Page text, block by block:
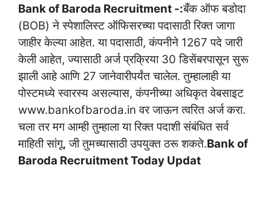
Bank of Baroda Recruitment -:बँक ऑफ बडोदा
(BOB) ने स्पेशालिस्ट ऑफिसरच्या पदासाठी रिक्त जागा
जाहीर केल्या आहेत. या पदासाठी, कंपनीने 1267 पदे जारी
केली आहेत, ज्यासाठी अर्ज प्रक्रिया 30 डिसेंबरपासून सुरू
झाली आहे आणि 27 जानेवारीपर्यंत चालेल. तुम्हालाही या
पोस्टमध्ये स्वारस्य असल्यास, कंपनीच्या अधिकृत वेबसाइट
www.bankofbaroda.in वर जाऊन त्वरित अर्ज करा.
चला तर मग आम्ही तुम्हाला या रिक्त पदाशी संबंधित सर्व
माहिती सांगू, जी तुमच्यासाठी उपयुक्त ठरू शकते.Bank of
Baroda Recruitment Today Updat